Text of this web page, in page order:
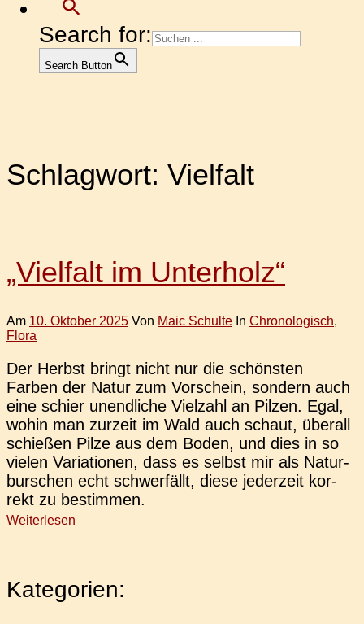
Search for:
Search Button
Schlagwort: Vielfalt
„Vielfalt im Unterholz“
Am 10. Oktober 2025 Von Maic Schulte In Chronologisch,
Flora
Der Herbst bringt nicht nur die schöns­ten
Farben der Natur zum Vor­schein, son­dern auch
eine schier unend­li­che Viel­zahl an Pilzen. Egal,
wohin man zur­zeit im Wald auch schaut, über­all
schie­ßen Pilze aus dem Boden, und dies in so
vielen Varia­tio­nen, dass es selbst mir als Natur­
bur­schen echt schwer­fällt, diese jeder­zeit kor­
rekt zu bestimmen.
Weiterlesen
Kategorien: